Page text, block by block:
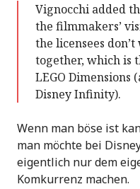
Vignocchi added
the filmmakers’
the licensees
together, which is
LEGO Dimensions
Disney Infinity).
Wenn man böse ist
man möchte bei
eigentlich nur dem
Komkurrenz machen.